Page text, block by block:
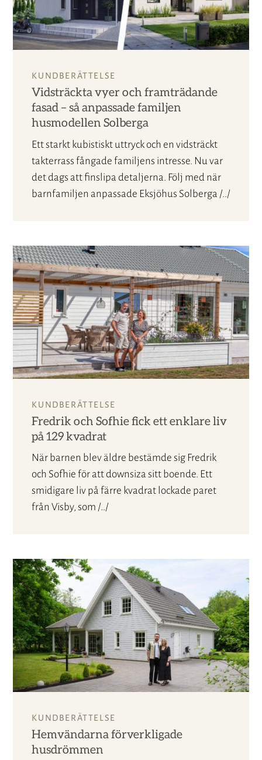
KUNDBERÄTTELSE
Vidsträckta vyer och framträdande
fasad – så anpassade familjen
husmodellen Solberga
Ett starkt kubistiskt uttryck och en vidsträckt
takterrass fångade familjens intresse. Nu var
det dags att finslipa detaljerna. Följ med när
barnfamiljen anpassade Eksjöhus Solberga /../
KUNDBERÄTTELSE
Fredrik och Sofhie fick ett enklare liv
på 129 kvadrat
När barnen blev äldre bestämde sig Fredrik
och Sofhie för att downsiza sitt boende. Ett
smidigare liv på färre kvadrat lockade paret
från Visby, som /../
KUNDBERÄTTELSE
Hemvändarna förverkligade
husdrömmen